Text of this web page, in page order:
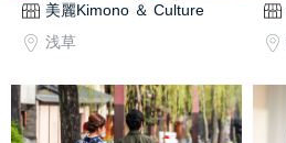
美麗Kimono ＆ Culture
浅草